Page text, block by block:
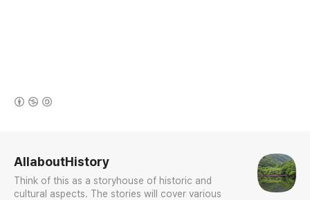
AllaboutHistory
Think of this as a storyhouse of historic and
cultural aspects. The stories will cover various